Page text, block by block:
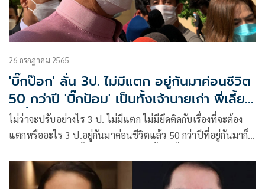
26 กรกฎาคม 2565
'บิ๊กป๊อก' ลั่น 3ป. ไม่มีแตก อยู่กันมาค่อนชีวิต
50 กว่าปี 'บิ๊กป้อม' เป็นทั้งเจ้านายเก่า พี่เลี้ยง
ฉะนั้นไม่มีปัญหา
ไม่ว่าจะปรับอย่างไร 3 ป. ไม่มีแตก ไม่มียึดติดกับเรื่องที่จะต้อง
แตกหรืออะไร 3 ป.อยู่กันมาค่อนชีวิตแล้ว 50 กว่าปีที่อยู่กันมาก็รู็
เพราะฉะนั้นไม่มีปัญหา